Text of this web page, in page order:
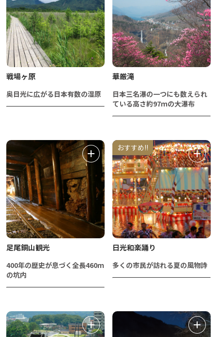
戦場ヶ原
奥日光に広がる日本有数の湿原
華厳滝
日本三名瀑の一つにも数えられ
ている高さ約97ｍの大瀑布
足尾銅山観光
400年の歴史が息づく全長460ｍ
の坑内
おすすめ!!
日光和楽踊り
多くの市民が訪れる夏の風物詩